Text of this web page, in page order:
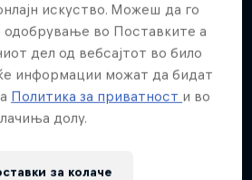
prefer to take
own hands. This is
streamer Renée
about her destiny –
искуство. Можеш да го
во Поставките а
дел од вебсајтот во било
информации можат да бидат
Политика за приватност и во
долу.
за колачe